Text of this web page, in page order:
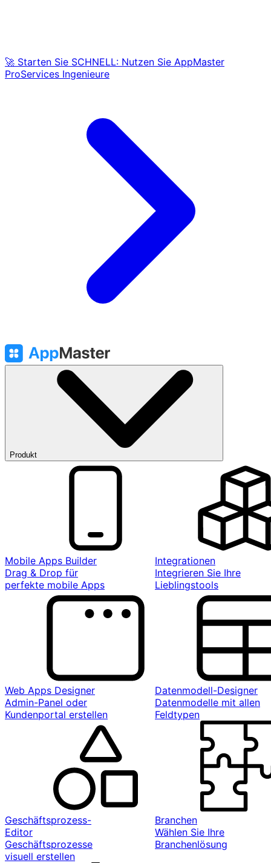
🚀 Starten Sie SCHNELL: Nutzen Sie AppMaster
ProServices Ingenieure
Produkt
Mobile Apps Builder
Drag & Drop für
perfekte mobile Apps
Integrationen
Integrieren Sie Ihre
Lieblingstools
Web Apps Designer
Admin-Panel oder
Kundenportal erstellen
Datenmodell-Designer
Datenmodelle mit allen
Feldtypen
Geschäftsprozess-
Editor
Geschäftsprozesse
visuell erstellen
Branchen
Wählen Sie Ihre
Branchenlösung